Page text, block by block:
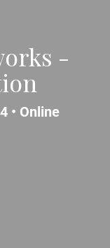
-
• Online